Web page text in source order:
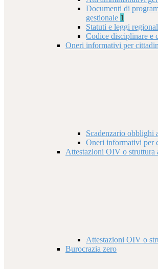
Documenti di
gestionale 1
Statuti e leggi
Codice disciplinare e
Oneri informativi per
Scadenzario obblighi
Oneri informativi per
Attestazioni OIV o struttura
Attestazioni OIV o
Burocrazia zero